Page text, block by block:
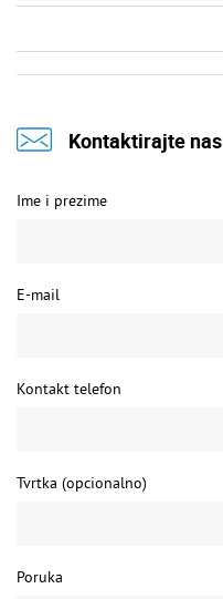
Kontaktirajte nas
Ime i prezime
E-mail
Kontakt telefon
Tvrtka (opcionalno)
Poruka